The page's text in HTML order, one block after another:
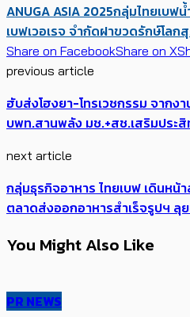
ANUGA ASIA 2025กลุ่มไทยเบฟ
เบฟเวอเรจ จำกัดฝาขวดรักษ์โลก
Share on FacebookShare on X
previous article
ฮับส่งโฮงยา-โทรเวชกรรม จาก
บพท.สานพลัง มช.+สช.เสริมประ
next article
กลุ่มธุรกิจอาหาร ไทยเบฟ เดินหน้
ตลาดส่งออกอาหารสำเร็จรูปฯ ลุ
You Might Also Like
PR NEWS